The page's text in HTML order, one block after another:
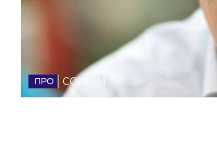
ВІДЕО
СОЦІУМ